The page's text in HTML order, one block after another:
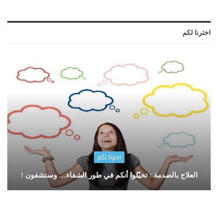
اخترنا لكم
اخترنا لكم
العلاج بالصدمة : تخيّلوا أنكم في طور الشفاء… وستشفون !